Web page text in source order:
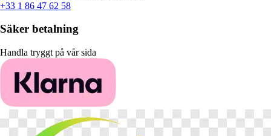
+33 1 86 47 62 58
Säker betalning
Handla tryggt på vår sida